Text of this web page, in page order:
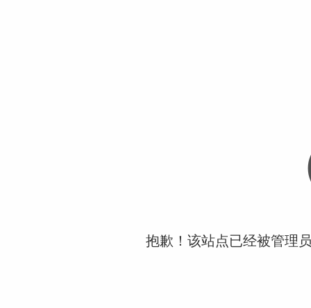
抱歉！该站点已经被管理